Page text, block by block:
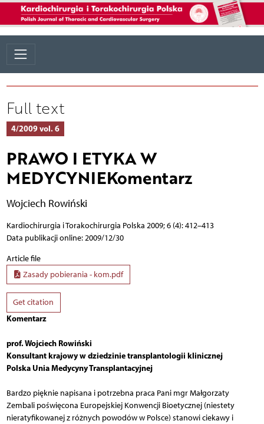
Full text
4/2009 vol. 6
PRAWO I ETYKA W
MEDYCYNIEKomentarz
Wojciech Rowiński
Kardiochirurgia i Torakochirurgia Polska 2009; 6 (4): 412–413
Data publikacji online: 2009/12/30
Article file
Zasady pobierania - kom.pdf
Get citation
Komentarz
prof. Wojciech Rowiński
Konsultant krajowy w dziedzinie transplantologii klinicznej
Polska Unia Medycyny Transplantacyjnej
Bardzo pięknie napisana i potrzebna praca Pani mgr Małgorzaty
Zembali poświęcona Europejskiej Konwencji Bioetycznej (niestety
nieratyfikowanej z różnych powodów w Polsce) stanowi ciekawy i